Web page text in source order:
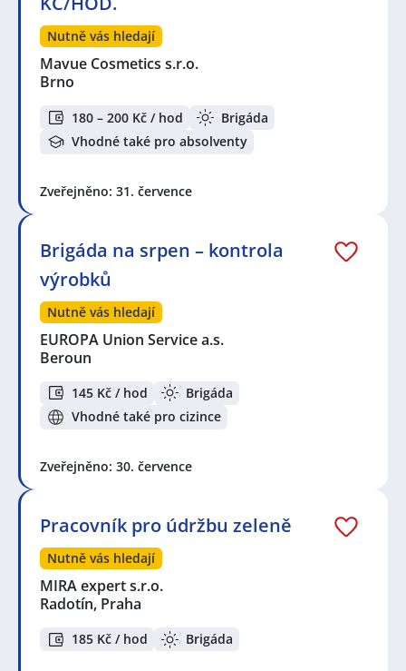
Nutně vás hledají
Mavue Cosmetics s.r.o.
Brno
180 – 200 Kč / hod
Brigáda
Vhodné také pro absolventy
Zveřejněno: 31. července
Brigáda na srpen – kontrola
výrobků
Nutně vás hledají
EUROPA Union Service a.s.
Beroun
145 Kč / hod
Brigáda
Vhodné také pro cizince
Zveřejněno: 30. července
Pracovník pro údržbu zeleně
Nutně vás hledají
MIRA expert s.r.o.
Radotín, Praha
185 Kč / hod Brigáda